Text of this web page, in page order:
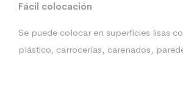
Fácil colocación
Se puede colocar en superficies lisas
plástico, carrocerías, carenados,